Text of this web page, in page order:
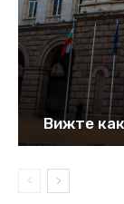
Вижте